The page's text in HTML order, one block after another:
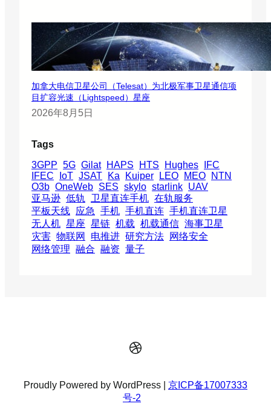
加拿大电信卫星公司（Telesat）为北极军事卫星通信项
目扩容光速（Lightspeed）星座
2026年8月5日
Tags
3GPP 5G Gilat HAPS HTS Hughes
IFC
IFEC
IoT JSAT Ka Kuiper LEO MEO
NTN
O3b OneWeb SES skylo starlink UAV
亚马逊 低轨 卫星直连手机 在轨服务
平板天线 应急 手机 手机直连 手机直连卫星
无人机 星座 星链 机载 机载通信 海事卫星
灾害 物联网 电推进 研究方法
网络安全
网络管理 融合 融资 量子
Dribbble
Proudly Powered by WordPress | 京ICP备17007333
号-2